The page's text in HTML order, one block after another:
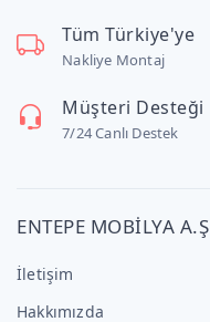
Tüm Türkiye'ye
Nakliye Montaj
Müşteri Desteği
7/24 Canlı Destek
ENTEPE MOBİLYA A.Ş
İletişim
Hakkımızda